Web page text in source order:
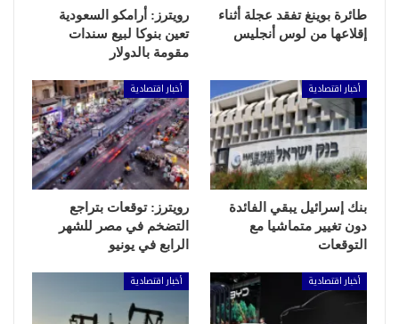
طائرة بوينغ تفقد عجلة أثناء
إقلاعها من لوس أنجليس
رويترز: أرامكو السعودية
تعين بنوكا لبيع سندات
مقومة بالدولار
أخبار اقتصادية
بنك إسرائيل يبقي الفائدة
دون تغيير متماشيا مع
التوقعات
أخبار اقتصادية
رويترز: توقعات بتراجع
التضخم في مصر للشهر
الرابع في يونيو
أخبار اقتصادية أخبار اقتصادية